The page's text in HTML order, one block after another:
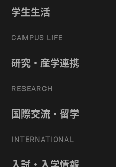
学生生活
CAMPUS LIFE
研究・産学連携
RESEARCH
国際交流・留学
INTERNATIONAL